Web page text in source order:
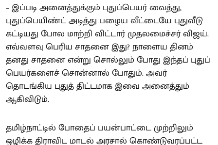
– இப்படி அனைத்துக்கும் புதுப்பெயர் வைத்து,
புதுப்பெயிண்ட் அடித்து பழைய வீட்டையே புதுவீடு
கட்டியது போல மாற்றி விட்டார் முதலமைச்சர் விஜய்.
எவ்வளவு பெரிய சாதனை இது? நாளைய தினம்
தனது சாதனை என்று சொல்லும் போது இந்தப் புதுப்
பெயர்களைச் சொன்னால் போதும். அவர்
தொடங்கிய புதுத் திட்டமாக இவை அனைத்தும்
ஆகிவிடும்.
தமிழ்நாட்டில் போதைப் பயன்பாட்டை முற்றிலும்
ஒழிக்க திராவிட மாடல் அரசால் கொண்டுவரப்பட்ட